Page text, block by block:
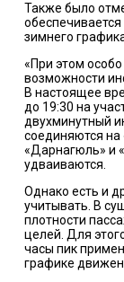
Также было
зимнего
«При этом
возможности
В настоящее
до 19:30 на
двухминутный
соединяются
«Дарнагюль» и
удваиваются.
Однако есть и
учитывать. В
плотности
целей. Для
часы пик
графике